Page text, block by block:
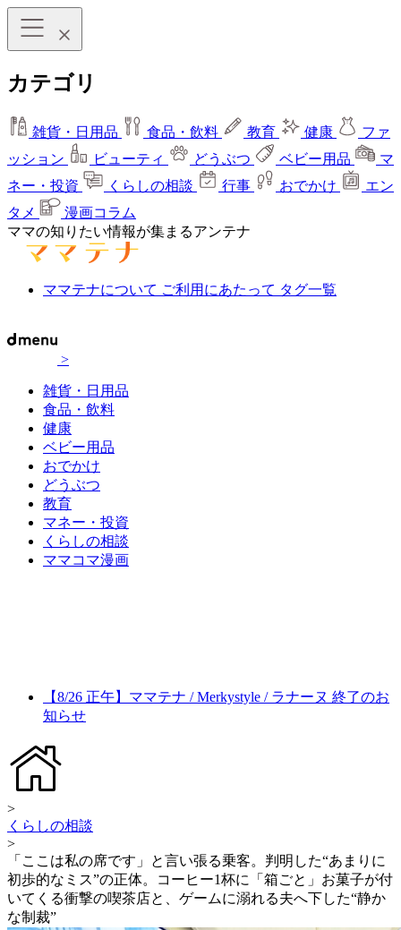
カテゴリ
雑貨・日用品 食品・飲料 教育 健康
ファ
ッション
ビューティ どうぶつ ベビー用品
マ
ネー・投資
くらしの相談 行事 おでかけ
エン
タメ
漫画コラム
ママの知りたい情報が集まるアンテナ
ママテナについて ご利用にあたって タグ一覧
>
雑貨・日用品
食品・飲料
健康
ベビー用品
おでかけ
どうぶつ
教育
マネー・投資
くらしの相談
ママコマ漫画
【8/26 正午】ママテナ / Merkystyle / ラナーヌ 終了のお
知らせ
>
くらしの相談
>
「ここは私の席です」と言い張る乗客。判明した“あまりに
初歩的なミス”の正体。コーヒー1杯に「箱ごと」お菓子が付
いてくる衝撃の喫茶店と、ゲームに溺れる夫へ下した“静か
な制裁”